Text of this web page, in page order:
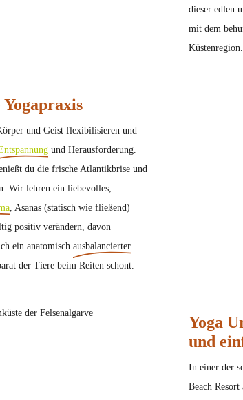
dieser edlen
mit dem
Küstenregion.
und Geist flexibilisieren und
und Herausforderung.
du die frische Atlantikbrise und
Wir lehren ein liebevolles,
, Asanas (statisch wie fließend)
positiv verändern, davon
ein anatomischausbalancierter
der Tiere beim Reiten schont.
Yoga
und
In einer der
Beach